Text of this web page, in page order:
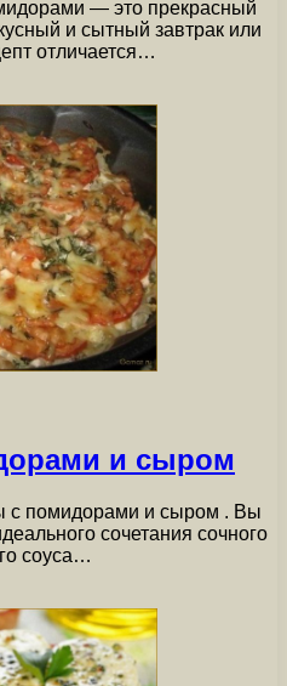
— это прекрасный
и сытный завтрак или
отличается…
и сыром
с помидорами и сыром . Вы
сочетания сочного
соуса…